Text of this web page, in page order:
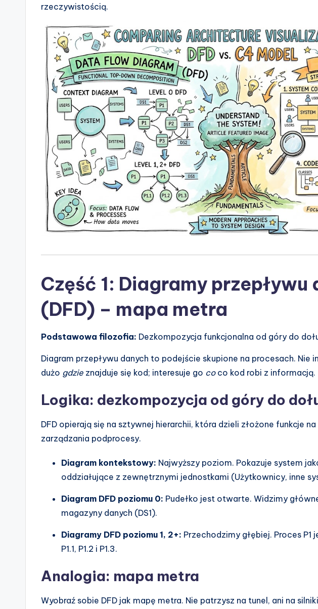
tr
rzeczywistością.
Część 1: Diagramy przepływu
(DFD) – mapa metra
Podstawowa filozofia: Dezkompozycja funkcjonalna od góry do
Diagram przepływu danych to podejście skupione na procesach. Nie
dużo gdzie znajduje się kod; interesuje go coco kod robi z informacją.
Logika: dezkompozycja od góry do
DFD opierają się na sztywnej hierarchii, która dzieli złożone funkcje
zarządzania podprocesy.
Diagram kontekstowy: Najwyższy poziom. Pokazuje system
oddziałujące z zewnętrznymi jednostkami (Użytkownicy, inne
Diagram DFD poziomu 0: Pudełko jest otwarte. Widzimy
magazyny danych (DS1).
Diagramy DFD poziomu 1, 2+: Przechodzimy głębiej. Proces
P1.1, P1.2 i P1.3.
Analogia: mapa metra
Wyobraź sobie DFD jak mapę metra. Nie patrzysz na tunel, ani na